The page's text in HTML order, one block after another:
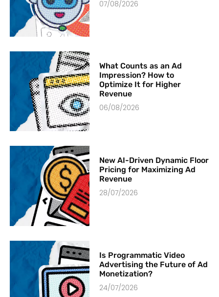
07/08/2026
What Counts as an Ad
Impression? How to
Optimize It for Higher
Revenue
06/08/2026
New AI-Driven Dynamic Floor
Pricing for Maximizing Ad
Revenue
28/07/2026
Is Programmatic Video
Advertising the Future of Ad
Monetization?
24/07/2026